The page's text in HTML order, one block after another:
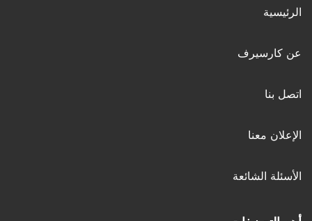
الرئيسية
عن كارسيرف
اتصل بنا
الإعلان معنا
الأسئلة الشائعة